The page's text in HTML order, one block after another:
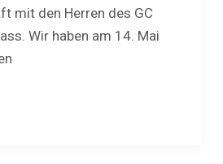
mit den Herren des GC
Wir haben am 14. Mai